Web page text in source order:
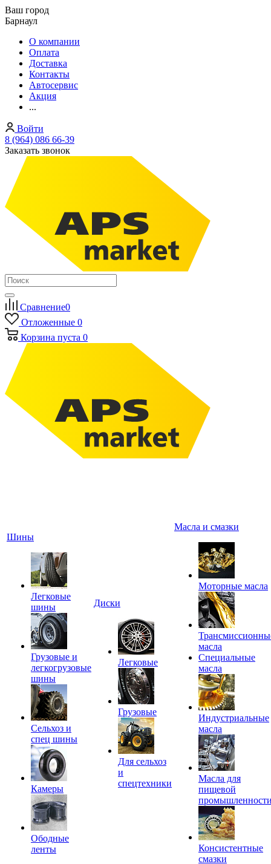
Ваш город
Барнаул
О компании
Оплата
Доставка
Контакты
Автосервис
Акция
...
Войти
8 (964) 086 66-39
Заказать звонок
Сравнение0
Отложенные 0
Корзина пуста 0
Шины
Легковые
шины
Грузовые и
легкогрузовые
шины
Сельхоз и
спец шины
Камеры
Ободные
ленты
Диски
Легковые
Грузовые
Для сельхоз
и
спецтехники
Масла и смазки
Моторные масла
масла
Специальные
масла
Индустриальные
масла
Масла для
пищевой
Консистентные
смазки